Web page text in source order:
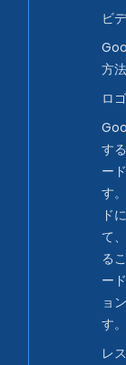
ビ
方法
ロ
す
ー
す
ド
て
る
ー
ョ
す。
レ